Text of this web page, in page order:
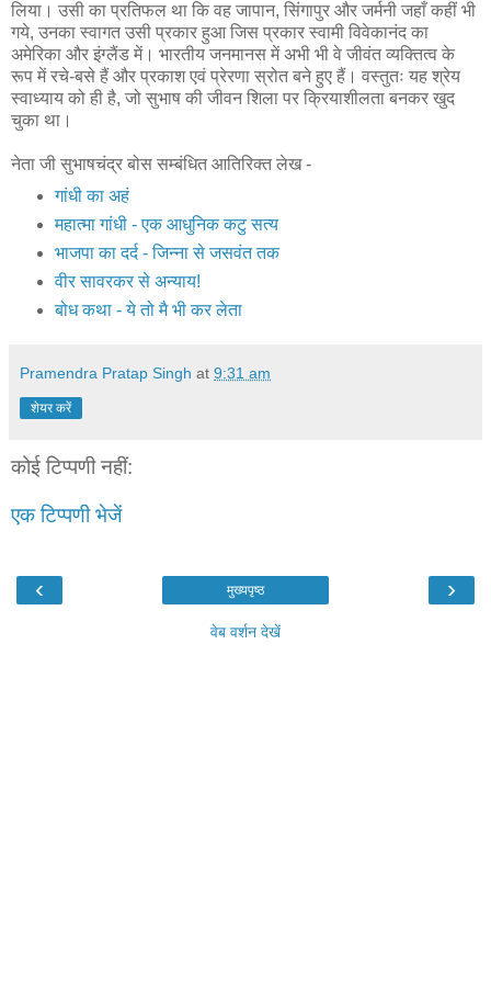
लिया। उसी का प्रतिफल था कि वह जापान, सिंगापुर और जर्मनी जहाँ कहीं भी
गये, उनका स्वागत उसी प्रकार हुआ जिस प्रकार स्वामी विवेकानंद का
अमेरिका और इंग्लैंड में। भारतीय जनमानस में अभी भी वे जीवंत व्यक्तित्व के
रूप में रचे-बसे हैं और प्रकाश एवं प्रेरणा स्रोत बने हुए हैं। वस्तुतः यह श्रेय
स्वाध्याय को ही है, जो सुभाष की जीवन शिला पर क्रियाशीलता बनकर खुद
चुका था।
नेता जी सुभाषचंद्र बोस सम्बंधित आतिरिक्त लेख -
गांधी का अहं
महात्‍मा गांधी - एक आधुनिक कटु सत्‍य
भाजपा का दर्द - जिन्‍ना से जसवंत तक
वीर सावरकर से अन्याय!
बोध कथा - ये तो मै भी कर लेता
Pramendra Pratap Singh at 9:31 am
शेयर करें
कोई टिप्पणी नहीं:
एक टिप्पणी भेजें
‹ ›
मुख्यपृष्ठ
वेब वर्शन देखें